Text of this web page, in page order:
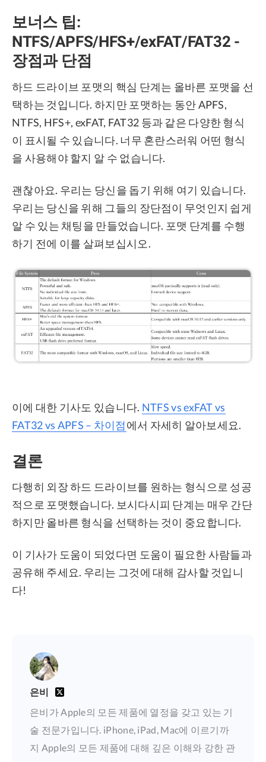
보너스 팁:
NTFS/APFS/HFS+/exFAT/FAT32 -
장점과 단점
하드 드라이브 포맷의 핵심 단계는 올바른 포맷을 선
택하는 것입니다. 하지만 포맷하는 동안 APFS,
NTFS, HFS+, exFAT, FAT32 등과 같은 다양한 형식
이 표시될 수 있습니다. 너무 혼란스러워 어떤 형식
을 사용해야 할지 알 수 없습니다.
괜찮아요. 우리는 당신을 돕기 위해 여기 있습니다.
우리는 당신을 위해 그들의 장단점이 무엇인지 쉽게
알 수 있는 채팅을 만들었습니다. 포맷 단계를 수행
하기 전에 이를 살펴보십시오.
이에 대한 기사도 있습니다. NTFS vs exFAT vs
FAT32 vs APFS – 차이점에서 자세히 알아보세요.
결론
다행히 외장 하드 드라이브를 원하는 형식으로 성공
적으로 포맷했습니다. 보시다시피 단계는 매우 간단
하지만 올바른 형식을 선택하는 것이 중요합니다.
이 기사가 도움이 되었다면 도움이 필요한 사람들과
공유해 주세요. 우리는 그것에 대해 감사할 것입니
다!
은비
은비가 Apple의 모든 제품에 열정을 갖고 있는 기
술 전문가입니다. iPhone, iPad, Mac에 이르기까
지 Apple의 모든 제품에 대해 깊은 이해와 강한 관